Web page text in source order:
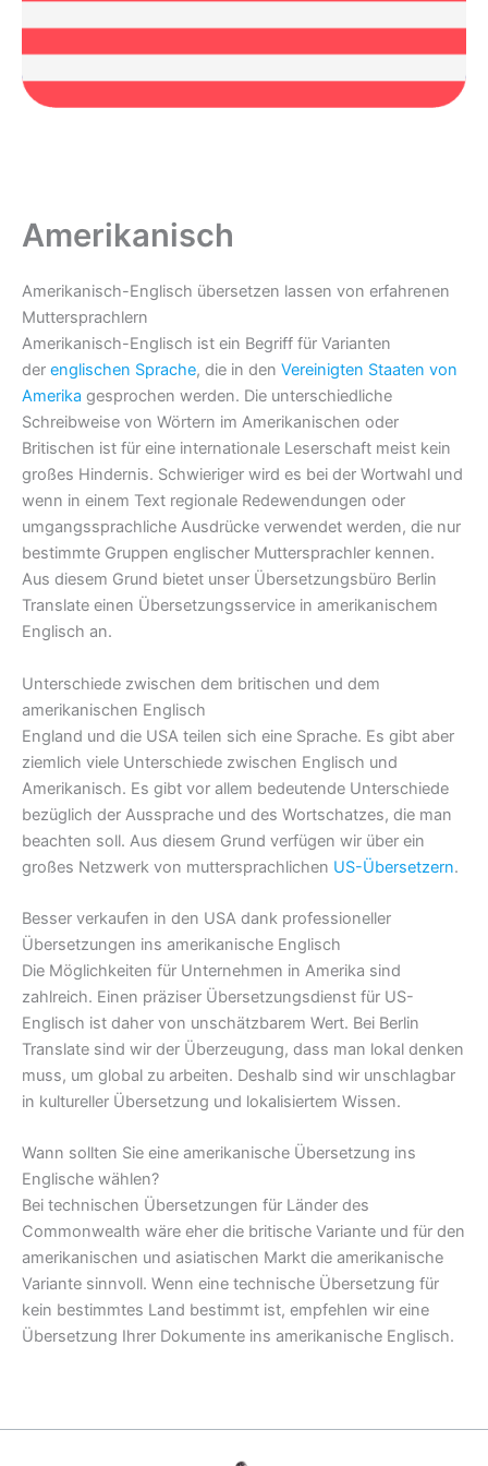
Amerikanisch
Amerikanisch-Englisch übersetzen lassen von erfahrenen
Muttersprachlern
Amerikanisch-Englisch ist ein Begriff für Varianten
der englischen Sprache, die in den Vereinigten Staaten von
Amerika gesprochen werden. Die unterschiedliche
Schreibweise von Wörtern im Amerikanischen oder
Britischen ist für eine internationale Leserschaft meist kein
großes Hindernis. Schwieriger wird es bei der Wortwahl und
wenn in einem Text regionale Redewendungen oder
umgangssprachliche Ausdrücke verwendet werden, die nur
bestimmte Gruppen englischer Muttersprachler kennen.
Aus diesem Grund bietet unser Übersetzungsbüro Berlin
Translate einen Übersetzungsservice in amerikanischem
Englisch an.
Unterschiede zwischen dem britischen und dem
amerikanischen Englisch
England und die USA teilen sich eine Sprache. Es gibt aber
ziemlich viele Unterschiede zwischen Englisch und
Amerikanisch. Es gibt vor allem bedeutende Unterschiede
bezüglich der Aussprache und des Wortschatzes, die man
beachten soll. Aus diesem Grund verfügen wir über ein
großes Netzwerk von muttersprachlichen US-Übersetzern.
Besser verkaufen in den USA dank professioneller
Übersetzungen ins amerikanische Englisch
Die Möglichkeiten für Unternehmen in Amerika sind
zahlreich. Einen präziser Übersetzungsdienst für US-
Englisch ist daher von unschätzbarem Wert. Bei Berlin
Translate sind wir der Überzeugung, dass man lokal denken
muss, um global zu arbeiten. Deshalb sind wir unschlagbar
in kultureller Übersetzung und lokalisiertem Wissen.
Wann sollten Sie eine amerikanische Übersetzung ins
Englische wählen?
Bei technischen Übersetzungen für Länder des
Commonwealth wäre eher die britische Variante und für den
amerikanischen und asiatischen Markt die amerikanische
Variante sinnvoll. Wenn eine technische Übersetzung für
kein bestimmtes Land bestimmt ist, empfehlen wir eine
Übersetzung Ihrer Dokumente ins amerikanische Englisch.